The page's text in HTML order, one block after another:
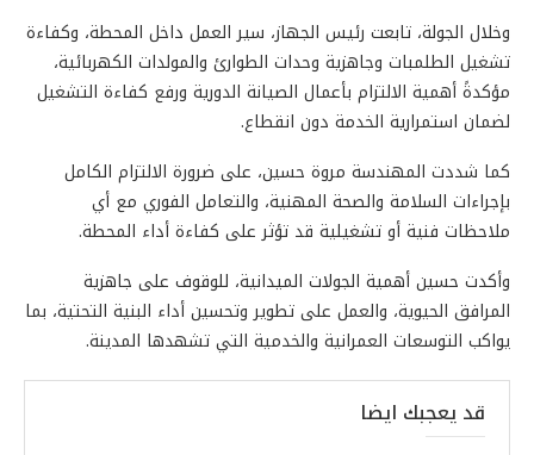
وخلال الجولة، تابعت رئيس الجهاز، سير العمل داخل المحطة، وكفاءة
تشغيل الطلمبات وجاهزية وحدات الطوارئ والمولدات الكهربائية،
مؤكدةً أهمية الالتزام بأعمال الصيانة الدورية ورفع كفاءة التشغيل
لضمان استمرارية الخدمة دون انقطاع.
كما شددت المهندسة مروة حسين، على ضرورة الالتزام الكامل
بإجراءات السلامة والصحة المهنية، والتعامل الفوري مع أي
ملاحظات فنية أو تشغيلية قد تؤثر على كفاءة أداء المحطة.
وأكدت حسين أهمية الجولات الميدانية، للوقوف على جاهزية
المرافق الحيوية، والعمل على تطوير وتحسين أداء البنية التحتية، بما
يواكب التوسعات العمرانية والخدمية التي تشهدها المدينة.
قد يعجبك ايضا